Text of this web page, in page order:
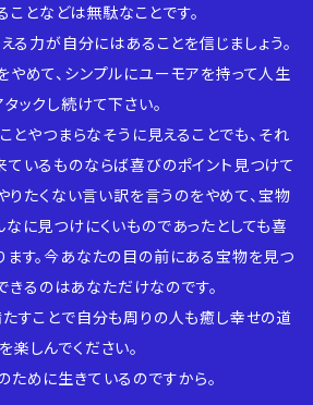
ことなどは無駄なことです。
る力が自分にはあることを信じましょう。
やめて、シンプルにユーモアを持って人生
タックし続けて下さい。
とやつまらなそうに見えることでも、それ
ているものならば喜びのポイント見つけて
りたくない言い訳を言うのをやめて、宝物
なに見つけにくいものであったとしても喜
ます。今あなたの目の前にある宝物を見つ
きるのはあなただけなのです。
すことで自分も周りの人も癒し幸せの道
を楽しんでください。
ために生きているのですから。